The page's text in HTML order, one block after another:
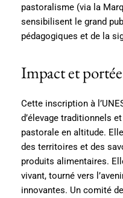
pastoralisme (via la
sensibilisent le grand
pédagogiques et de la
Impact et
Cette inscription à
d’élevage traditionnels
pastorale en altitude.
des territoires et des
produits alimentaires.
vivant, tourné vers
innovantes. Un comité